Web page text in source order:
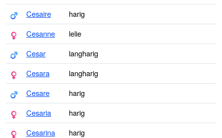
Cesaire
harig
Cesanne
lelie
Cesar
langharig
Cesara
langharig
Cesare
harig
Cesaria
harig
Cesarina
harig